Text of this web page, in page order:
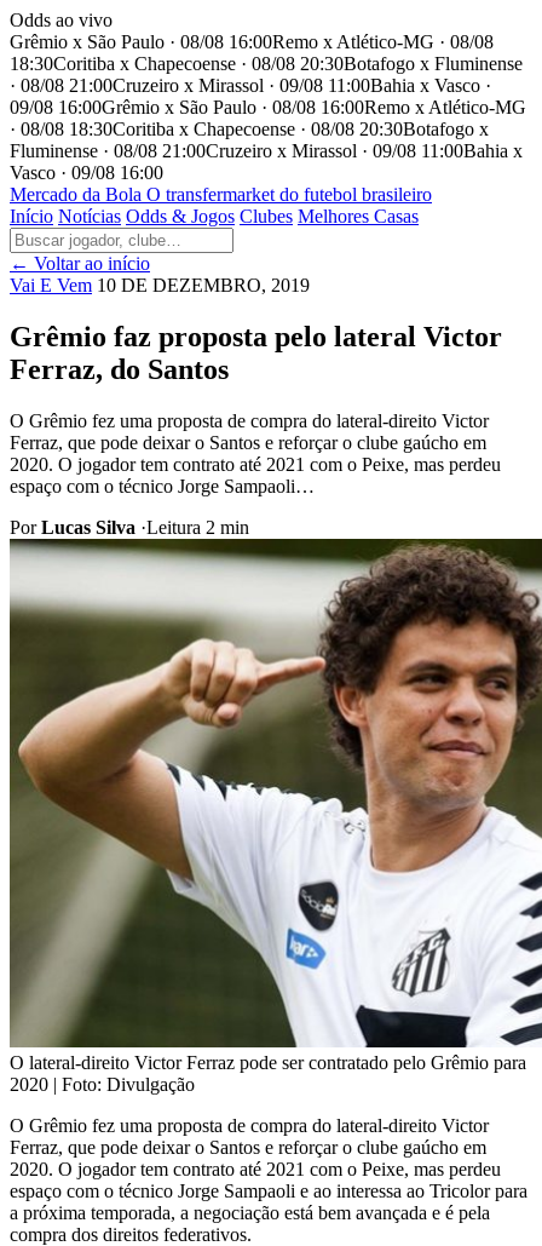
Odds ao vivo
Grêmio x São Paulo · 08/08 16:00Remo x Atlético-MG · 08/08
18:30Coritiba x Chapecoense · 08/08 20:30Botafogo x Fluminense
· 08/08 21:00Cruzeiro x Mirassol · 09/08 11:00Bahia x Vasco ·
09/08 16:00Grêmio x São Paulo · 08/08 16:00Remo x Atlético-MG
· 08/08 18:30Coritiba x Chapecoense · 08/08 20:30Botafogo x
Fluminense · 08/08 21:00Cruzeiro x Mirassol · 09/08 11:00Bahia x
Vasco · 09/08 16:00
Mercado da Bola O transfermarket do futebol brasileiro
Início Notícias Odds & Jogos Clubes Melhores Casas
← Voltar ao início
Vai E Vem 10 DE DEZEMBRO, 2019
Grêmio faz proposta pelo lateral Victor
Ferraz, do Santos
O Grêmio fez uma proposta de compra do lateral-direito Victor
Ferraz, que pode deixar o Santos e reforçar o clube gaúcho em
2020. O jogador tem contrato até 2021 com o Peixe, mas perdeu
espaço com o técnico Jorge Sampaoli…
PorLucas Silva ·Leitura 2 min
O lateral-direito Victor Ferraz pode ser contratado pelo Grêmio para
2020 | Foto: Divulgação
O Grêmio fez uma proposta de compra do lateral-direito Victor
Ferraz, que pode deixar o Santos e reforçar o clube gaúcho em
2020. O jogador tem contrato até 2021 com o Peixe, mas perdeu
espaço com o técnico Jorge Sampaoli e ao interessa ao Tricolor para
a próxima temporada, a negociação está bem avançada e é pela
compra dos direitos federativos.